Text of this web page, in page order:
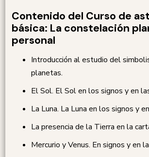
Contenido del Curso de
básica: La constelación
personal
Introducción al estudio del
planetas.
El Sol. El Sol en los signos y en
La Luna. La Luna en los signos y
La presencia de la Tierra en la
Mercurio y Venus. En signos y en